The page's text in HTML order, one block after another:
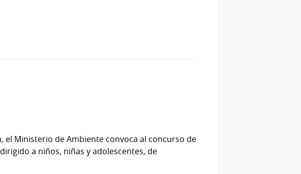
el Ministerio de Ambiente convoca al concurso de
a niños, niñas y adolescentes, de